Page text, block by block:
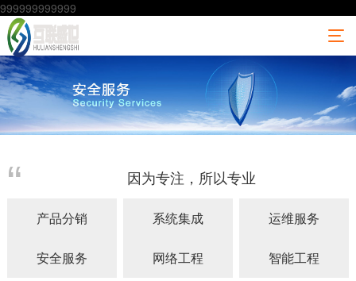
999999999999
因为专注，所以专业
产品分销 系统集成 运维服务
安全服务 网络工程 智能工程